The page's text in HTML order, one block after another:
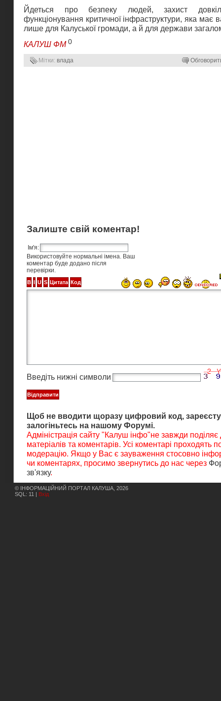
Йдеться про безпеку людей, захист
функціонування критичної інфраструктури, яка має
лише для Калуської громади, а й для держави
КАЛУШ ФМ 0
Мітки: влада
Залиште свій коментар!
Ім'я:
Використовуйте нормальні імена. Ваш
коментар буде додано після
перевірки.
Введіть нижні символи
Щоб не вводити щоразу цифровий код,
залогіньтесь на нашому Форумі.
Адміністрація сайту "Калуш інфо"не завжди поділяє
матеріалів та коментарів. Усі коментарі проходять
модерацію. Якщо у Вас є зауваження стосовно
чи коментарях, просимо звернутись до нас через
зв'язку.
© ІНФОРМАЦІЙНИЙ ПОРТАЛ КАЛУША, 2026
SQL: 11 |
Вхід